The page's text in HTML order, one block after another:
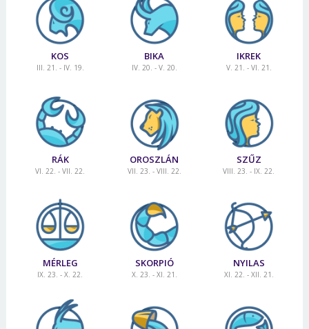
KOS
III. 21. - IV. 19.
BIKA
IV. 20. - V. 20.
IKREK
V. 21. - VI. 21.
RÁK
VI. 22. - VII. 22.
OROSZLÁN
VII. 23. - VIII. 22.
SZŰZ
VIII. 23. - IX. 22.
MÉRLEG
IX. 23. - X. 22.
SKORPIÓ
X. 23. - XI. 21.
NYILAS
XI. 22. - XII. 21.